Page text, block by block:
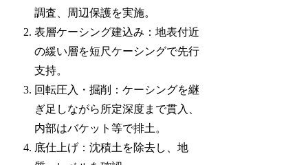
調査、周辺保護を実施。
表層ケーシング建込み：地表付近
の緩い層を短尺ケーシングで先行
支持。
回転圧入・掘削：ケーシングを継
ぎ足しながら所定深度まで貫入、
内部はバケット等で排土。
底仕上げ：沈積土を除去し、地